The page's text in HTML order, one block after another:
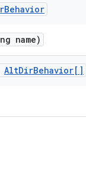
Behavior
name)
AltDirBehavior[]